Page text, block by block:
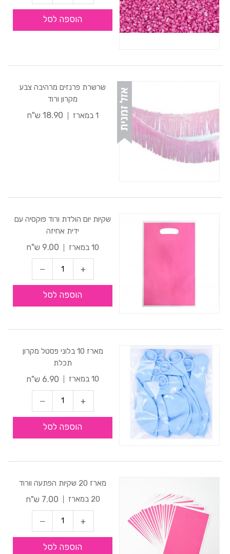
הוספה לסל
שרשרת פרנזים מרהיבה צבע
מקרון ורוד
1 במארז
18.90 ש"ח
שקיות יום הולדת ורוד פוקסיה עם
ידית אחיזה
10 במארז
9.00 ש"ח
הוספה לסל
מארז 10 בלוני פסטל מקרון
תכלת
10 במארז
6.90 ש"ח
הוספה לסל
מארז 20 שקיות הפתעה וורוד
20 במארז
7.00 ש"ח
הוספה לסל